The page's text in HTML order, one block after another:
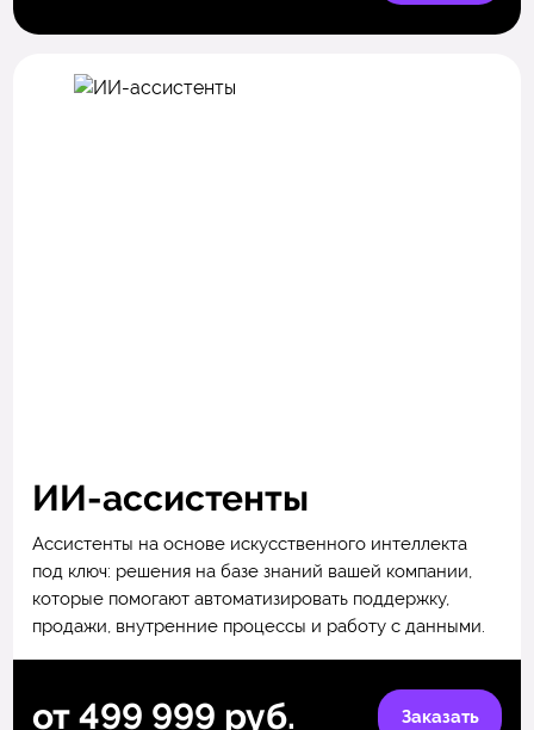
ИИ-ассистенты
Ассистенты на основе искусственного интеллекта
под ключ: решения на базе знаний вашей компании,
которые помогают автоматизировать поддержку,
продажи, внутренние процессы и работу с данными.
от 499 999 руб. Заказать